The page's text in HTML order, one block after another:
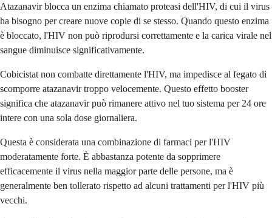
Atazanavir blocca un enzima chiamato proteasi dell'HIV, di cui il virus
ha bisogno per creare nuove copie di se stesso. Quando questo enzima
è bloccato, l'HIV non può riprodursi correttamente e la carica virale nel
sangue diminuisce significativamente.
Cobicistat non combatte direttamente l'HIV, ma impedisce al fegato di
scomporre atazanavir troppo velocemente. Questo effetto booster
significa che atazanavir può rimanere attivo nel tuo sistema per 24 ore
intere con una sola dose giornaliera.
Questa è considerata una combinazione di farmaci per l'HIV
moderatamente forte. È abbastanza potente da sopprimere
efficacemente il virus nella maggior parte delle persone, ma è
generalmente ben tollerato rispetto ad alcuni trattamenti per l'HIV più
vecchi.